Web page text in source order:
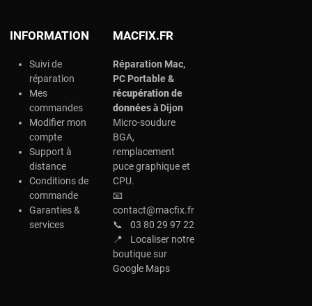
INFORMATION
Suivi de
réparation
Mes
commandes
Modifier mon
compte
Support à
distance
Conditions de
commande
Garanties &
services
MACFIX.FR
Réparation Mac,
PC Portable &
récupération de
données àDijon
Micro-soudure
BGA,
remplacement
puce graphique et
CPU.
📧
contact@macfix.fr
📞
03 80 29 97 22
📍
Localiser notre
boutique sur
Google Maps